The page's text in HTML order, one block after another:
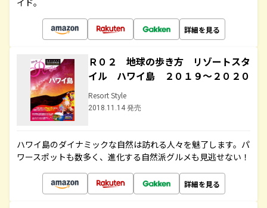
イド。
詳細を見る
Ｒ０２ 地球の歩き方 リゾートスタ
イル ハワイ島 ２０１９～２０２０
Resort Style
2018.11.14 発売
ハワイ島のダイナミックな自然は訪れる人々を魅了します。パ
ワースポットも数多く、進化する自然派グルメも見逃せない！
詳細を見る